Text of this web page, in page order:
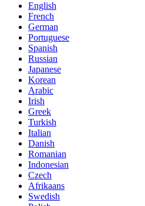
English
French
German
Portuguese
Spanish
Russian
Japanese
Korean
Arabic
Irish
Greek
Turkish
Italian
Danish
Romanian
Indonesian
Czech
Afrikaans
Swedish